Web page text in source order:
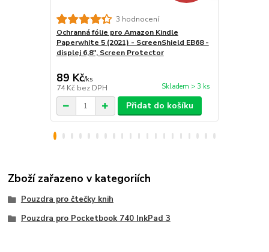
3 hodnocení
Ochranná fólie pro Amazon Kindle
Paperwhite 5 (2021) - ScreenShield EB68 -
displej 6,8", Screen Protector
89 Kč/ks
74 Kč bez DPH Skladem > 3 ks
Přidat do košíku
Zboží zařazeno v kategoriích
Pouzdra pro čtečky knih
Pouzdra pro Pocketbook 740 InkPad 3